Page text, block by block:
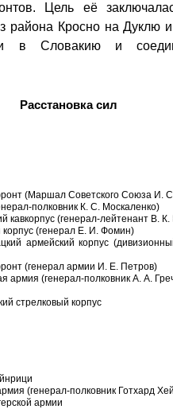
Цель её
района Кросно на Дуклю
в Словакию и
Расстановка сил
(Маршал Советского Союза И.
полковник К. С. Москаленко)
кавкорпус (генерал-лейтенант В.
корпус (генерал Е. И. Фомин)
армейский корпус
(генерал армии И. Е. Петров)
армия (генерал-полковник А. А.
стрелковый корпус
(генерал-полковник Готхард
армии